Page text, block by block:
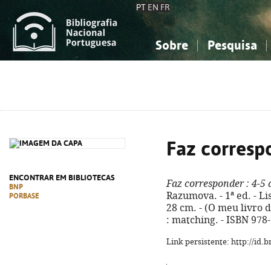
PT EN FR
Sobre Pesquisa
ENCONTRAR EM BIBLIOTECAS
BNP
PORBASE
Faz
Faz corresponder: 4-5
Razumova. - 1ª ed. -
28 cm. - (O meu livro
: matching. - ISBN
Link persistente: http://